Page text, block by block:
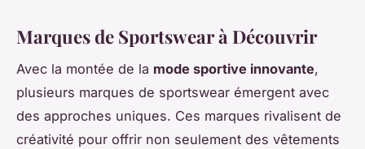
Marques de Sportswear à Découvrir
Avec la montée de la mode sportive innovante,
plusieurs marques de sportswear émergent avec
des approches uniques. Ces marques rivalisent de
créativité pour offrir non seulement des vêtements